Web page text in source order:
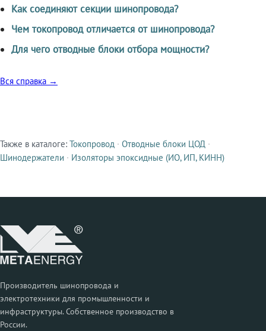
Как соединяют секции шинопровода?
Чем токопровод отличается от шинопровода?
Для чего отводные блоки отбора мощности?
Вся справка →
Смежные продукты
Также в каталоге: Токопровод · Отводные блоки ЦОД ·
Шинодержатели · Изоляторы эпоксидные (ИО, ИП, КИНН)
Производитель шинопровода и
электротехники для промышленности и
инфраструктуры. Собственное производство в
России.